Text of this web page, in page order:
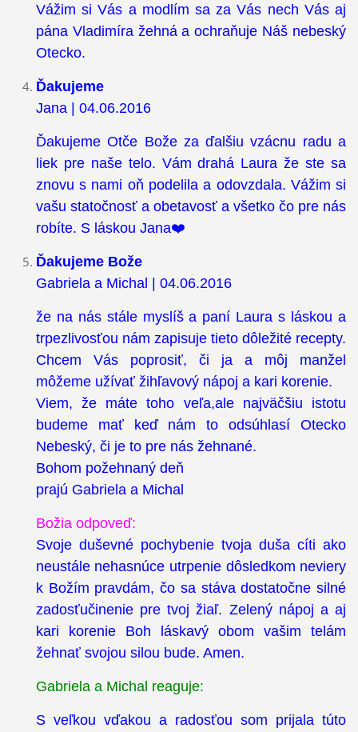
Vážim si Vás a modlím sa za Vás nech Vás aj
pána Vladimíra žehná a ochraňuje Náš nebeský
Otecko.
Ďakujeme
Jana | 04.06.2016
Ďakujeme Otče Bože za ďalšiu vzácnu radu a
liek pre naše telo. Vám drahá Laura že ste sa
znovu s nami oň podelila a odovzdala. Vážim si
vašu statočnosť a obetavosť a všetko čo pre nás
robíte. S láskou Jana❤️
Ďakujeme Bože
Gabriela a Michal | 04.06.2016
že na nás stále myslíš a paní Laura s láskou a
trpezlivosťou nám zapisuje tieto dôležité recepty.
Chcem Vás poprosiť, či ja a môj manžel
môžeme užívať žihľavový nápoj a kari korenie.
Viem, že máte toho veľa,ale najväčšiu istotu
budeme mať keď nám to odsúhlasí Otecko
Nebeský, či je to pre nás žehnané.
Bohom požehnaný deň
prajú Gabriela a Michal
Božia odpoveď:
Svoje duševné pochybenie tvoja duša cíti ako
neustále nehasnúce utrpenie dôsledkom neviery
k Božím pravdám, čo sa stáva dostatočne silné
zadosťučinenie pre tvoj žiaľ. Zelený nápoj a aj
kari korenie Boh láskavý obom vašim telám
žehnať svojou silou bude. Amen.
Gabriela a Michal reaguje:
S veľkou vďakou a radosťou som prijala túto